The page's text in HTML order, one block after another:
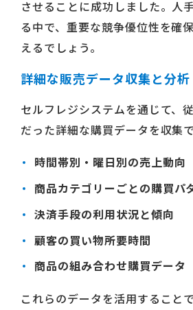
させることに成功しました。人
る中で、重要な競争優位性を確
えるでしょう。
詳細な販売データ収集と分析
セルフレジシステムを通じて、
だった詳細な購買データを収集
時間帯別・曜日別の売上動向
商品カテゴリーごとの購買パ
決済手段の利用状況と傾向
顧客の買い物所要時間
商品の組み合わせ購買データ
これらのデータを活用すること